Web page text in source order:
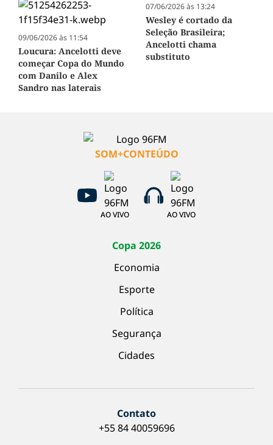
09/06/2026 às 11:54
Loucura: Ancelotti deve
começar Copa do Mundo
com Danilo e Alex
Sandro nas laterais
07/06/2026 às 13:24
Wesley é cortado da
Seleção Brasileira;
Ancelotti chama
substituto
SOM+CONTEÚDO
AO VIVO AO VIVO
Copa 2026
Economia
Esporte
Política
Segurança
Cidades
Contato
+55 84 40059696